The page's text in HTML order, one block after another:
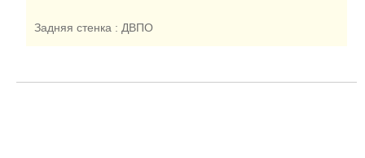
ИГРОВАЯ МЕБЕЛЬ (16)
КУХОННАЯ МЕБЕЛЬ (10)
Задняя стенка : ДВПО